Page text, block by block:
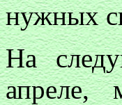
нужных
На
апреле,